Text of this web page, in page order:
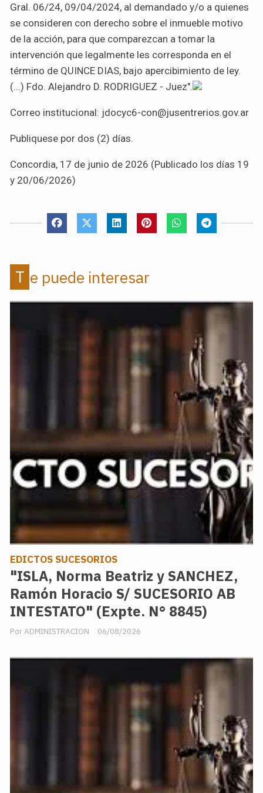
Gral. 06/24, 09/04/2024, al demandado y/o a quienes
se consideren con derecho sobre el inmueble motivo
de la acción, para que comparezcan a tomar la
intervención que legalmente les corresponda en el
término de QUINCE DIAS, bajo apercibimiento de ley.
(...) Fdo. Alejandro D. RODRIGUEZ - Juez".
Correo institucional: jdocyc6-con@jusentrerios.gov.ar
Publiquese por dos (2) días.
Concordia, 17 de junio de 2026 (Publicado los días 19
y 20/06/2026)
Te puede interesar
"ISLA, Norma Beatriz y SANCHEZ,
Ramón Horacio S/ SUCESORIO AB
INTESTATO" (Expte. N° 8845)
ADMINISTRACION
EDICTOS SUCESORIOS
06/08/2026